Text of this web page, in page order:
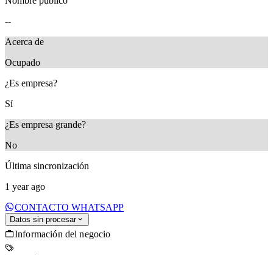
--
Acerca de
‎Ocupado
¿Es empresa?
Sí
¿Es empresa grande?
No
Última sincronización
1 year ago
CONTACTO WHATSAPP
Datos sin procesar
Información del negocio